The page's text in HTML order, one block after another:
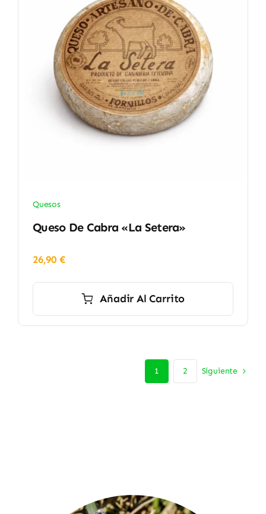
Quesos
Queso De Cabra «La Setera»
26,90 €
Añadir Al Carrito
1 2 Siguiente